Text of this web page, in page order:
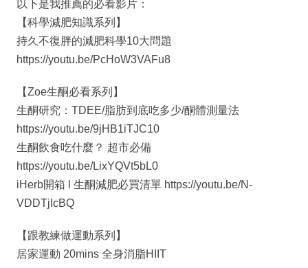
以下是我推薦的必看影片：
【科學減肥知識系列】
持久不復胖的減肥科學10大問題
https://youtu.be/PcHoW3VAFu8
【Zoe生酮必看系列】
生酮研究：TDEE/脂肪到底吃多少/酮體測量法
https://youtu.be/9jHB1iTJC10
生酮飲食吃什麼？ 超市必備
https://youtu.be/LixYQVt5bL0
iHerb開箱 l 生酮減肥必買清單 https://youtu.be/N-
VDDTjIcBQ
【跟教練做運動系列】
居家運動 20mins 全身消脂HIIT